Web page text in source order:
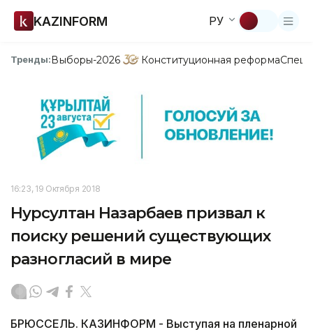
KAZINFORM РУ
Тренды:Выборы-2026 Конституционная реформа
16:23, 19 Октября 2018
Нурсултан Назарбаев призвал к
поиску решений существующих
разногласий в мире
БРЮССЕЛЬ. КАЗИНФОРМ - Выступая на пленарной